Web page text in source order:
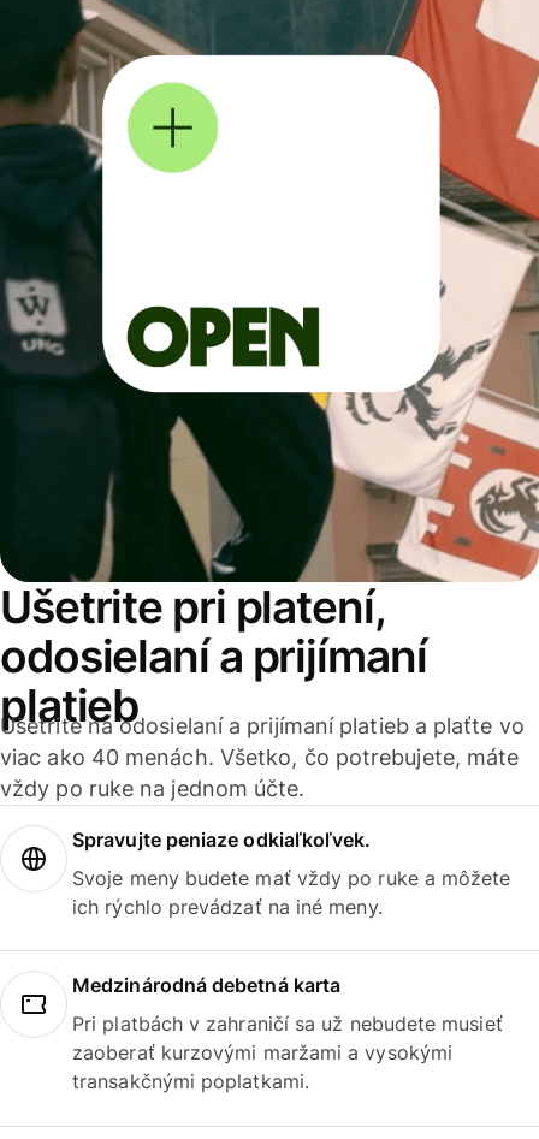
Ušetrite pri platení,
odosielaní a prijímaní
platieb
Ušetrite na odosielaní a prijímaní platieb a plaťte vo
viac ako 40 menách. Všetko, čo potrebujete, máte
vždy po ruke na jednom účte.
Spravujte peniaze odkiaľkoľvek.
Svoje meny budete mať vždy po ruke a môžete
ich rýchlo prevádzať na iné meny.
Medzinárodná debetná karta
Pri platbách v zahraničí sa už nebudete musieť
zaoberať kurzovými maržami a vysokými
transakčnými poplatkami.